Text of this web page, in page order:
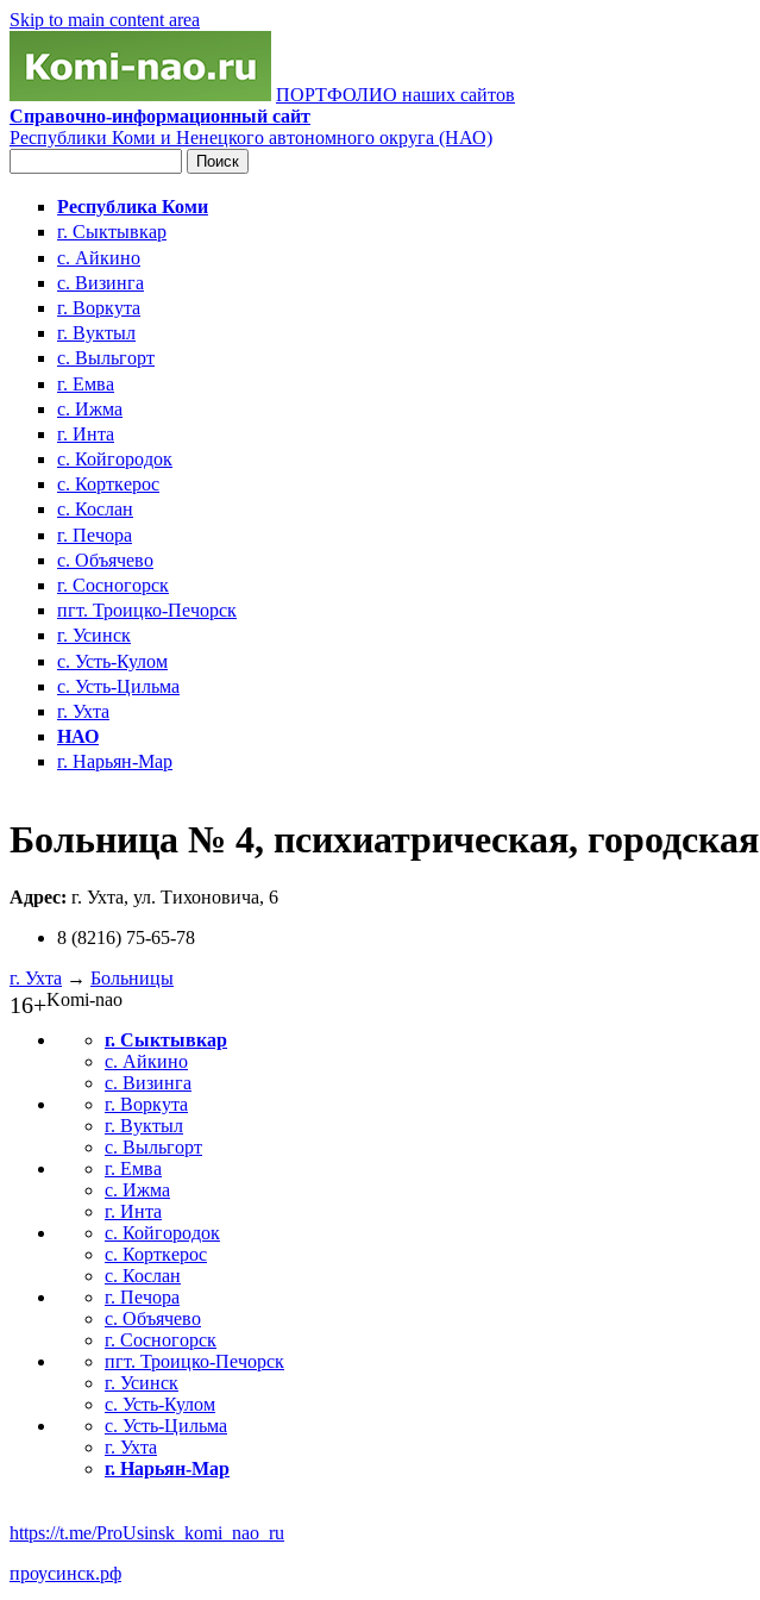
Skip to main content area
ПОРТФОЛИО наших сайтов
Справочно-информационный сайт
Республики Коми и Ненецкого автономного округа (НАО)
Республика Коми
г. Сыктывкар
с. Айкино
с. Визинга
г. Воркута
г. Вуктыл
с. Выльгорт
г. Емва
с. Ижма
г. Инта
с. Койгородок
с. Корткерос
с. Кослан
г. Печора
с. Объячево
г. Сосногорск
пгт. Троицко-Печорск
г. Усинск
с. Усть-Кулом
с. Усть-Цильма
г. Ухта
НАО
г. Нарьян-Мар
Больница № 4, психиатрическая, городская
Адрес: г. Ухта, ул. Тихоновича, 6
8 (8216) 75-65-78
г. Ухта → Больницы
16+Komi-nao
г. Сыктывкар
с. Айкино
с. Визинга
г. Воркута
г. Вуктыл
с. Выльгорт
г. Емва
с. Ижма
г. Инта
с. Койгородок
с. Корткерос
с. Кослан
г. Печора
с. Объячево
г. Сосногорск
пгт. Троицко-Печорск
г. Усинск
с. Усть-Кулом
с. Усть-Цильма
г. Ухта
г. Нарьян-Мар
https://t.me/ProUsinsk_komi_nao_ru
проусинск.рф